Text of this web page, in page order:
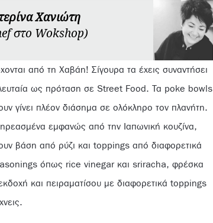
Χανιώτη
στο Wokshop)
από τη Χαβάη! Σίγουρα τα έχεις συναντήσει
ως πρόταση σε Street Food. Τα poke bowls
γίνει πλέον διάσημα σε ολόκληρο τον πλανήτη.
εμφανώς από την Ιαπωνική κουζίνα,
βάση από ρύζι και toppings από διαφορετικά
όπως rice vinegar και sriracha, φρέσκα
και πειραματίσου με διαφορετικά toppings